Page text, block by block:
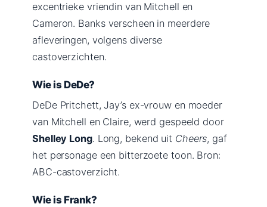
excentrieke vriendin van Mitchell en
Cameron. Banks verscheen in meerdere
afleveringen, volgens diverse
castoverzichten.
Wie is DeDe?
DeDe Pritchett, Jay’s ex-vrouw en moeder
van Mitchell en Claire, werd gespeeld door
Shelley Long. Long, bekend uit Cheers, gaf
het personage een bitterzoete toon. Bron:
ABC-castoverzicht.
Wie is Frank?